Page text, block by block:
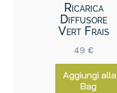
Ricarica
Diffusore
Vert Frais
49 €
Aggiungi alla
Bag